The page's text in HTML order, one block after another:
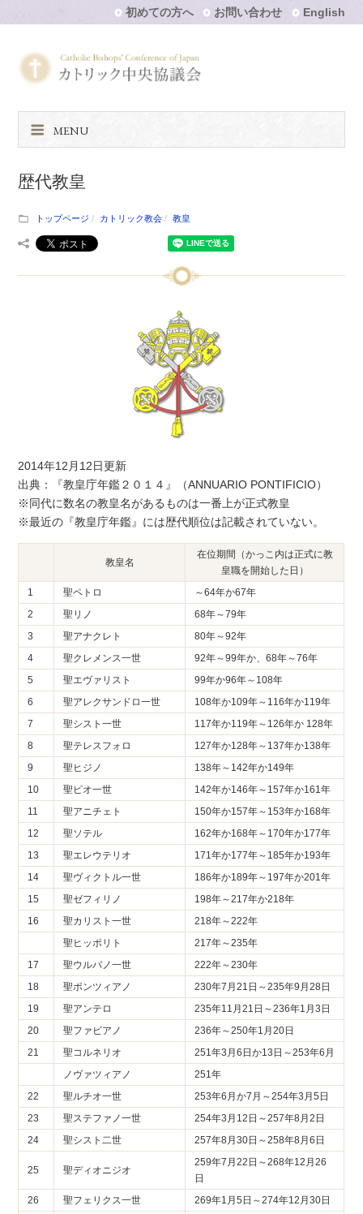
初めての方へ お問い合わせ English
MENU
歴代教皇
トップページ カトリック教会 教皇
2014年12月12日更新
出典：『教皇庁年鑑２０１４』（ANNUARIO PONTIFICIO）
※同代に数名の教皇名があるものは一番上が正式教皇
※最近の『教皇庁年鑑』には歴代順位は記載されていない。
教皇名
在位期間（かっこ内は正式に教
皇職を開始した日）
1
聖ペトロ
～64年か67年
2
聖リノ
68年～79年
3
聖アナクレト
80年～92年
4
聖クレメンス一世
92年～99年か、68年～76年
5
聖エヴァリスト
99年か96年～108年
6
聖アレクサンドロ一世
108年か109年～116年か119年
7
聖シスト一世
117年か119年～126年か 128年
8
聖テレスフォロ
127年か128年～137年か138年
9
聖ヒジノ
138年～142年か149年
10
聖ピオ一世
142年か146年～157年か161年
11
聖アニチェト
150年か157年～153年か168年
12
聖ソテル
162年か168年～170年か177年
13
聖エレウテリオ
171年か177年～185年か193年
14
聖ヴィクトル一世
186年か189年～197年か201年
15
聖ゼフィリノ
198年～217年か218年
16
聖カリスト一世
218年～222年
聖ヒッポリト
217年～235年
17
聖ウルバノ一世
222年～230年
18
聖ポンツィアノ
230年7月21日～235年9月28日
19
聖アンテロ
235年11月21日～236年1月3日
20
聖ファビアノ
236年～250年1月20日
21
聖コルネリオ
251年3月6日か13日～253年6月
ノヴァツィアノ
251年
22
聖ルチオ一世
253年6月か7月～254年3月5日
23
聖ステファノ一世
254年3月12日～257年8月2日
24
聖シスト二世 257年8月30日～258年8月6日
25 聖ディオニジオ
259年7月22日～268年12月26
日
26
聖フェリクス一世
269年1月5日～274年12月30日